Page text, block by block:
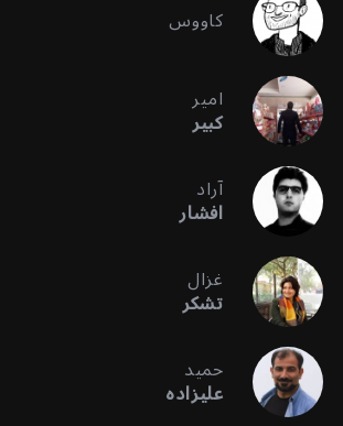
کاووس
امیر
کبیر
آراد
افشار
غزال
تشکر
حمید
علیزاده